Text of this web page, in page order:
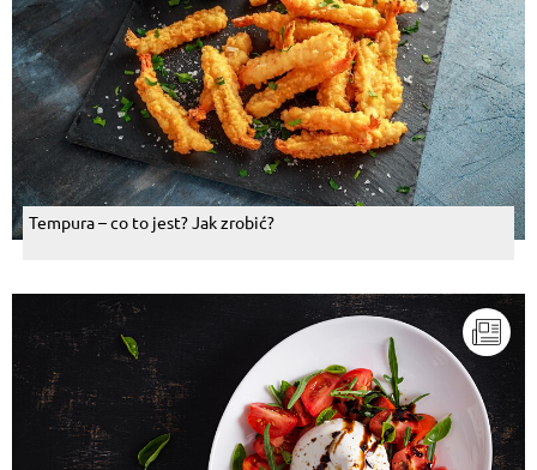
Tempura – co to jest? Jak zrobić?